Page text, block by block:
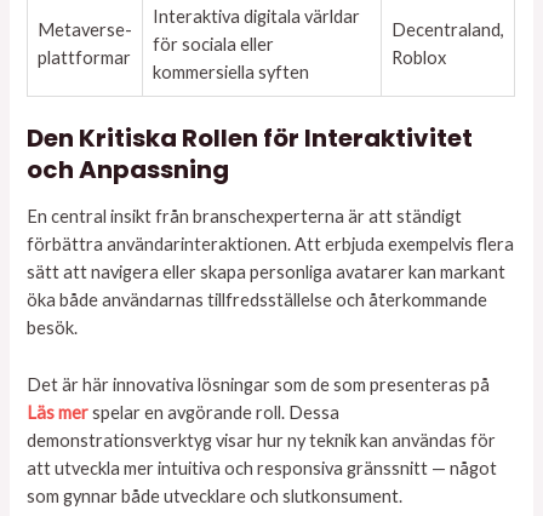
Metaverse-
plattformar
Interaktiva digitala världar
för sociala eller
kommersiella syften
Decentraland,
Roblox
Den Kritiska Rollen för Interaktivitet
och Anpassning
En central insikt från branschexperterna är att ständigt
förbättra användarinteraktionen. Att erbjuda exempelvis flera
sätt att navigera eller skapa personliga avatarer kan markant
öka både användarnas tillfredsställelse och återkommande
besök.
Det är här innovativa lösningar som de som presenteras på
Läs merspelar en avgörande roll. Dessa
demonstrationsverktyg visar hur ny teknik kan användas för
att utveckla mer intuitiva och responsiva gränssnitt — något
som gynnar både utvecklare och slutkonsument.